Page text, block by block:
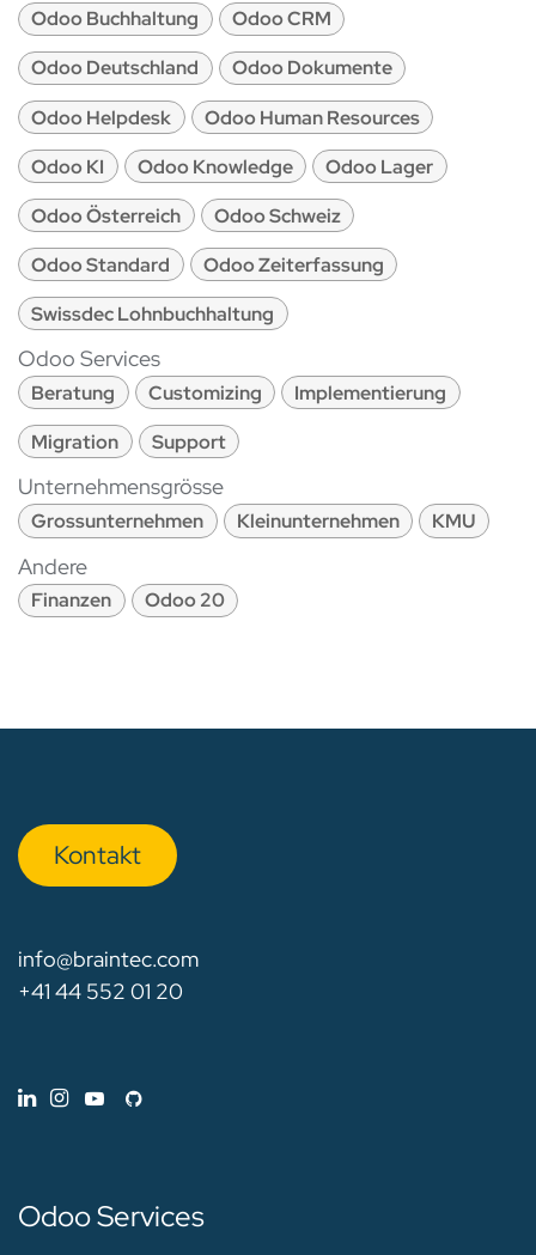
Odoo Buchhaltung
Odoo CRM
Odoo Deutschland
Odoo Dokumente
Odoo Helpdesk
Odoo Human Resources
Odoo KI
Odoo Knowledge
Odoo Lager
Odoo Österreich
Odoo Schweiz
Odoo Standard
Odoo Zeiterfassung
Swissdec Lohnbuchhaltung
Odoo Services
Beratung Customizing
Implementierung
Migration
Support
Unternehmensgrösse
Grossunternehmen Kleinunternehmen KMU
Andere
Finanzen Odoo 20
Kon​​​​​​ta​​kt
info@braintec.com
+41 44 552 01 20
Odoo Services